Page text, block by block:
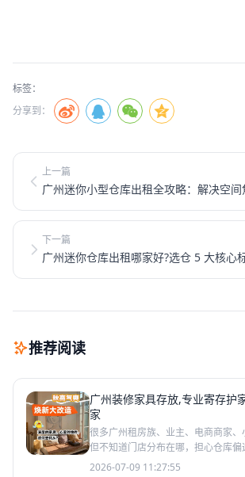
标签：
分享到：
上一篇
广州迷你小型仓库出租全攻略：解决空
下一篇
广州迷你仓库出租哪家好?选仓 5 大核心
推荐阅读
广州装修家具存放,专业寄存护
家
很多广州租房族、业主、电商商家、
但不知道门店分布在哪，担心仓库偏
室潮湿。智惠存连锁迷你仓门店遍布
2026-07-09 11:27:55